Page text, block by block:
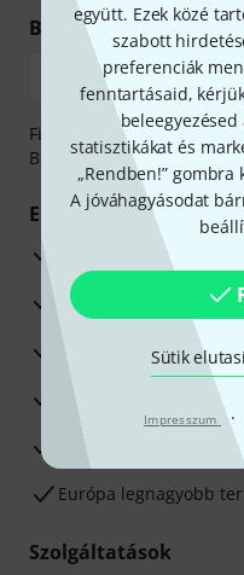
együtt. Ezek közé
szabott
preferenciák
fenntartásaid,
statisztikákat és
„Rendben!” gombra
A jóváhagyásodat
Sütik
Impresszum ·
Biztonságos vásárlás
Fizessen biztonságosan,
Betéti- vagy hitelkártya
Előnyök
3 éves Thomann-
30 napos
Javítás/Szervizelés
Hozzáértők
Elégedettségi Garancia
Európa legnagyobb
Szolgáltatások